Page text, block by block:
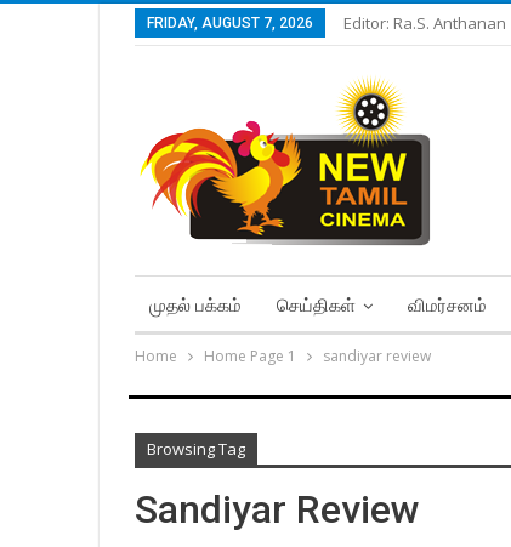
FRIDAY, AUGUST 7, 2026 Editor: Ra.S. Anthanan
முதல் பக்கம் செய்திகள் விமர்சனம்
Home Home Page 1 sandiyar review
Browsing Tag
Sandiyar Review